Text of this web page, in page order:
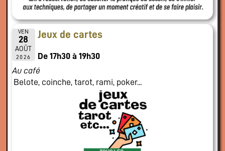
VEN
28
AOÛT
2026
Jeux de cartes
De 17h30 à 19h30
Au café
Belote, coinche, tarot, rami, poker...